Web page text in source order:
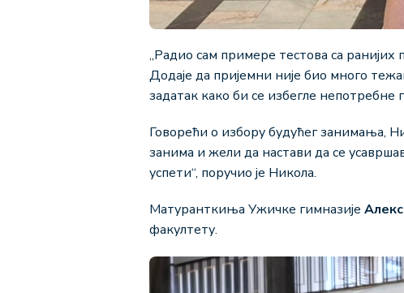
„Радио сам примере тестова са
Додаје да пријемни није био много
задатак како би се избегле непотребне
Говорећи о избору будућег занимања,
занима и жели да настави да се
успети“, поручио је Никола.
Матуранткиња Ужичке гимназије
факултету.